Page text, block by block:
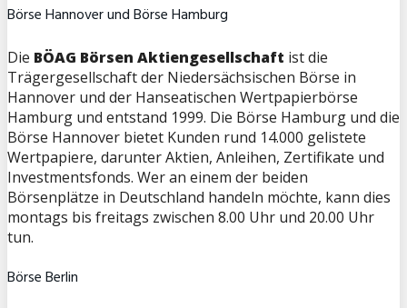
Börse Hannover und Börse Hamburg
Die BÖAG Börsen Aktiengesellschaft ist die
Trägergesellschaft der Niedersächsischen Börse in
Hannover und der Hanseatischen Wertpapierbörse
Hamburg und entstand 1999. Die Börse Hamburg und die
Börse Hannover bietet Kunden rund 14.000 gelistete
Wertpapiere, darunter Aktien, Anleihen, Zertifikate und
Investmentsfonds. Wer an einem der beiden
Börsenplätze in Deutschland handeln möchte, kann dies
montags bis freitags zwischen 8.00 Uhr und 20.00 Uhr
tun.
Börse Berlin